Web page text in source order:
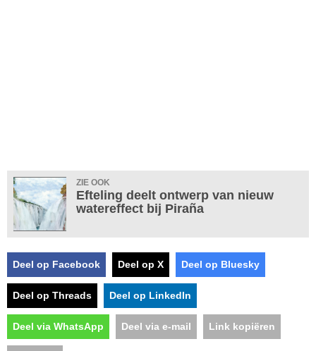
ZIE OOK
Efteling deelt ontwerp van nieuw
watereffect bij Piraña
Deel op Facebook Deel op X Deel op Bluesky
Deel op Threads Deel op LinkedIn
Deel via WhatsApp Deel via e-mail Link kopiëren